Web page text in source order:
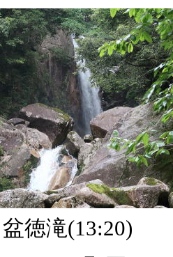
盆徳滝(13:20)